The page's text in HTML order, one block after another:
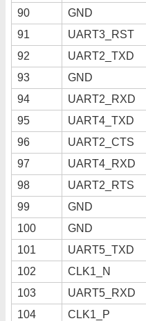
90
GND
91
UART3_RST
92
UART2_TXD
93
GND
94
UART2_RXD
95
UART4_TXD
96
UART2_CTS
97
UART4_RXD
98
UART2_RTS
99
GND
100
GND
101
UART5_TXD
102
CLK1_N
103
UART5_RXD
104
CLK1_P